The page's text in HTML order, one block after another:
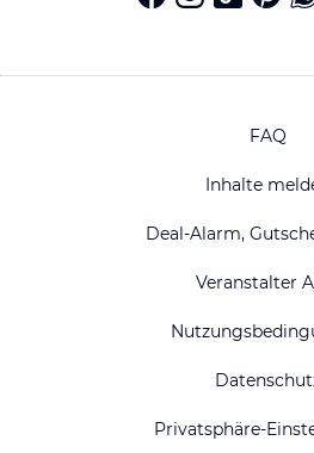
FAQ
Inhalte
Deal-Alarm,
Veranstalter
Privatsphäre-